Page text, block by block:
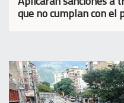
que no cumplan con el